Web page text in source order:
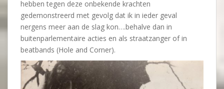
hebben tegen deze onbekende krachten
gedemonstreerd met gevolg dat ik in ieder geval
nergens meer aan de slag kon….behalve dan in
buitenparlementaire acties en als straatzanger of in
beatbands (Hole and Corner).